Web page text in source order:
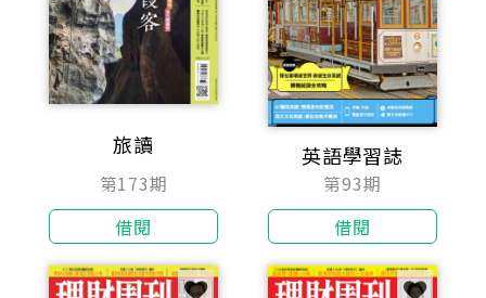
旅讀
第173期
借閱
英語學習誌
第93期
借閱